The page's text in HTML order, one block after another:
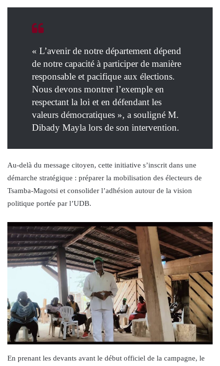
« L’avenir de notre département dépend
de notre capacité à participer de manière
responsable et pacifique aux élections.
Nous devons montrer l’exemple en
respectant la loi et en défendant les
valeurs démocratiques », a souligné M.
Dibady Mayla lors de son intervention.
Au-delà du message citoyen, cette initiative s’inscrit dans une
démarche stratégique : préparer la mobilisation des électeurs de
Tsamba-Magotsi et consolider l’adhésion autour de la vision
politique portée par l’UDB.
En prenant les devants avant le début officiel de la campagne, le